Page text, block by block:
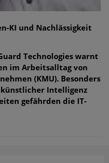
KI und Nachlässigkeit
Technologies warnt
im Arbeitsalltag von
(KMU). Besonders
Intelligenz
gefährden die IT-